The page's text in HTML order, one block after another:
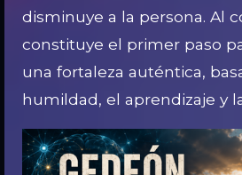
disminuye a la persona. Al
constituye el primer paso
una fortaleza auténtica,
humildad, el aprendizaje y